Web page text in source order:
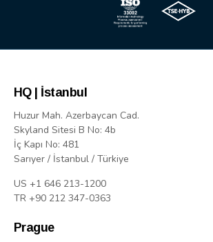
HQ | İstanbul
Huzur Mah. Azerbaycan Cad.
Skyland Sitesi B No: 4b
İç Kapı No: 481
Sarıyer / İstanbul / Türkiye
US +1 646 213-1200
TR +90 212 347-0363
Prague